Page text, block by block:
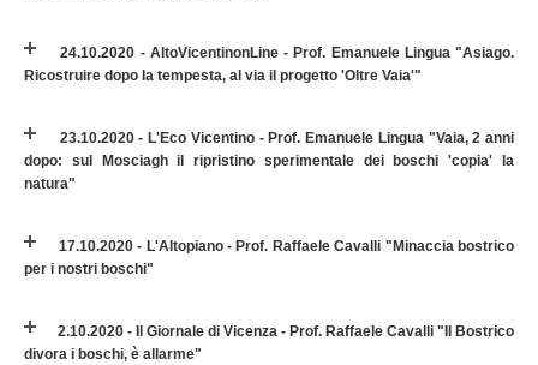
24.10.2020 - AltoVicentinonLine - Prof. Emanuele Lingua "Asiago.
Ricostruire dopo la tempesta, al via il progetto 'Oltre Vaia'"
23.10.2020 - L'Eco Vicentino - Prof. Emanuele Lingua "Vaia, 2 anni
dopo: sul Mosciagh il ripristino sperimentale dei boschi 'copia' la
natura"
17.10.2020 - L'Altopiano - Prof. Raffaele Cavalli "Minaccia bostrico
per i nostri boschi"
2.10.2020 - Il Giornale di Vicenza - Prof. Raffaele Cavalli "Il Bostrico
divora i boschi, è allarme"